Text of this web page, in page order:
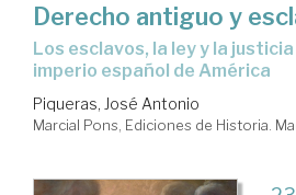
Derecho antiguo y
Los esclavos, la ley y la justicia entre Europa y el
imperio español de América
Piqueras, José Antonio
Marcial Pons, Ediciones de Historia.